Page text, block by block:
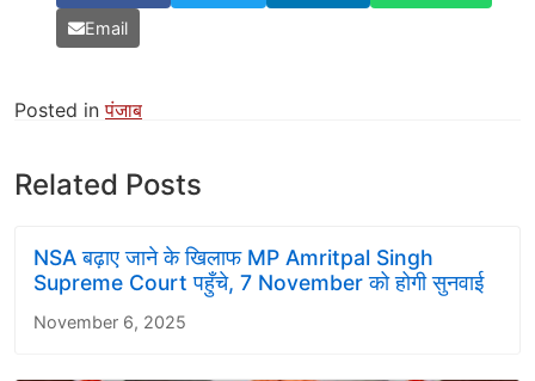
Email
Posted inपंजाब
Related Posts
NSA बढ़ाए जाने के खिलाफ MP Amritpal Singh
Supreme Court पहुँचे, 7 November को होगी सुनवाई
November 6, 2025